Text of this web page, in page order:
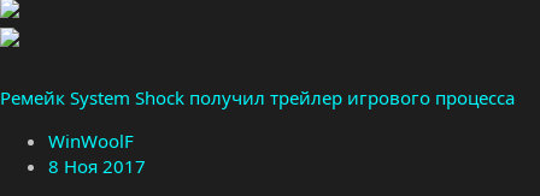
Ремейк System Shock получил трейлер игрового процесса
WinWoolF
8 Ноя 2017